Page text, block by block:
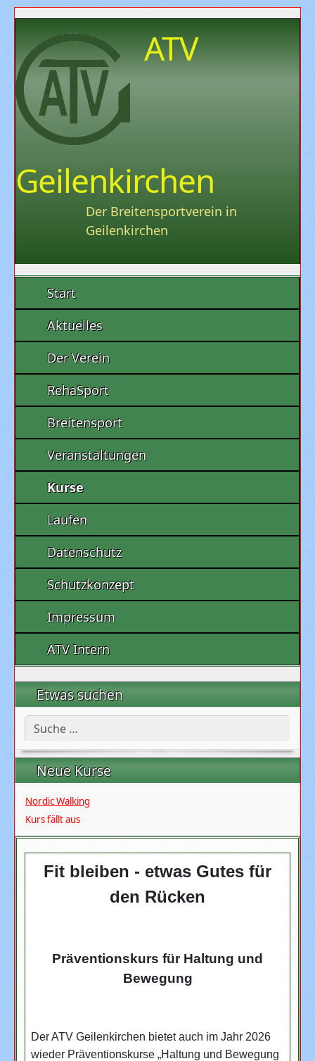
ATV
Geilenkirchen
Der Breitensportverein in
Geilenkirchen
Start
Aktuelles
Der Verein
RehaSport
Breitensport
Veranstaltungen
Kurse
Laufen
Datenschutz
Schutzkonzept
Impressum
ATV Intern
Etwas suchen
Suchen
Neue Kurse
Nordic Walking
Kurs fällt aus
Fit bleiben - etwas Gutes für
den Rücken
Präventionskurs für Haltung und
Bewegung
Der ATV Geilenkirchen bietet auch im Jahr 2026
wieder Präventionskurse „Haltung und Bewegung